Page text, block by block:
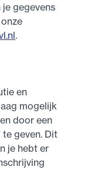
gegevens
.
en
mogelijk
door een
geven. Dit
je hebt er